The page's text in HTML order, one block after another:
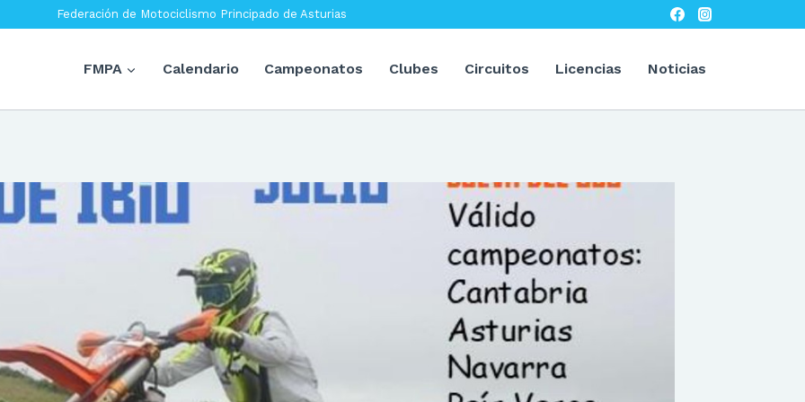
Federación de Motociclismo Principado de Asturias
FMPA Calendario Campeonatos Clubes Circuitos Licencias Noticias